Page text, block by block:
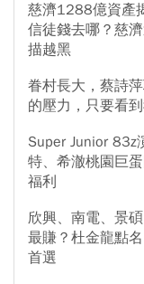
慈濟1288億資產
信徒錢去哪？慈
描越黑
眷村長大，蔡詩
的壓力，只要看
Super Junior 83z
特、希澈桃園巨
福利
欣興、南電、景
最賺？杜金龍點
首選